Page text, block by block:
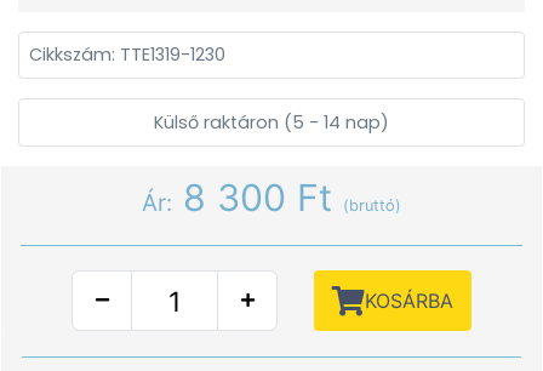
Cikkszám: TTE1319-1230
Külső raktáron (5 - 14 nap)
Ár: 8 300 Ft (bruttó)
KOSÁRBA